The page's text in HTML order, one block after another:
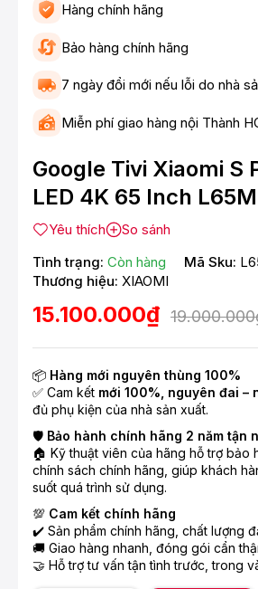
Hàng chính hãng
Bảo hàng chính hãng
7 ngày đổi mới nếu lỗi do nhà
Miễn phí giao hàng nội Thành
Google Tivi Xiaomi S
LED 4K 65 Inch
Yêu thích
So sánh
Tình trạng: Còn hàng Mã Sku:
Thương hiệu: XIAOMI
15.100.000₫
📦 Hàng mới nguyên thùng 100%
✅ Cam kết mới 100%, nguyên đai –
đủ phụ kiện của nhà sản xuất.
🛡️ Bảo hành chính hãng 2 năm tận
🏠 Kỹ thuật viên của hãng hỗ trợ bảo
chính sách chính hãng, giúp khách
suốt quá trình sử dụng.
💯 Cam kết chính hãng
✔️ Sản phẩm chính hãng, chất lượng
🚚 Giao hàng nhanh, đóng gói cẩn
🤝 Hỗ trợ tư vấn tận tình trước, trong